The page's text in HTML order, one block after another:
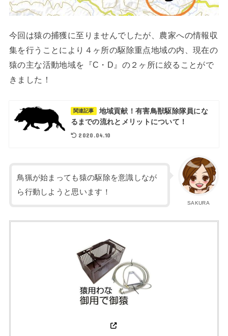
今回は猿の捕獲に至りませんでしたが、農家への情報収
集を行うことにより４ヶ所の駆除重点地域の内、現在の
猿の主な活動地域を『C・D』の２ヶ所に絞ることがで
きました！
関連記事
地域貢献！有害鳥獣駆除隊員にな
るまでの流れとメリットについて！
2020.04.10
SAKURA
鳥猟が始まっても猿の駆除を意識しなが
ら行動しようと思います！